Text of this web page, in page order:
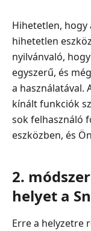
Hihetetlen, hogy
hihetetlen
nyilvánvaló,
egyszerű, és
a használatával.
kínált funkciók
sok felhasználó
eszközben, és
2.
helyet a
Erre a helyzetre